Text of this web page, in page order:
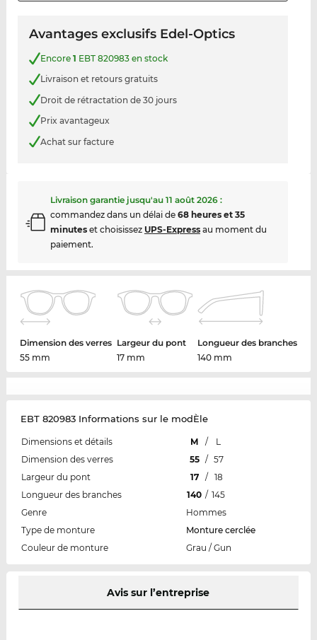
Avantages exclusifs Edel-Optics
Encore 1 EBT 820983 en stock
Livraison et retours gratuits
Droit de rétractation de 30 jours
Prix avantageux
Achat sur facture
Livraison garantie jusqu'au 11 août 2026:
commandez dans un délai de 68 heures et 35
minuteset choisissez UPS-Expressau moment du
paiement.
Dimension des verres
55 mm
Largeur du pont
17 mm
Longueur des branches
140 mm
EBT 820983 Informations sur le modÈle
Dimensions et détails M /
L
Dimension des verres
55 / 57
Largeur du pont
17 /
18
Longueur des branches
140 / 145
Genre
Hommes
Type de monture
Monture cerclée
Couleur de monture
Grau / Gun
Avis sur l’entreprise